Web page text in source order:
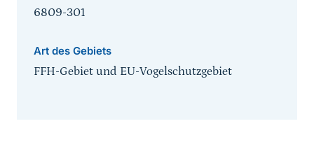
6809-301
Art des Gebiets
FFH-Gebiet und EU-Vogelschutzgebiet